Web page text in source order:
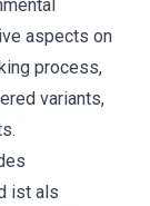
aspects on
process,
variants,
ist als